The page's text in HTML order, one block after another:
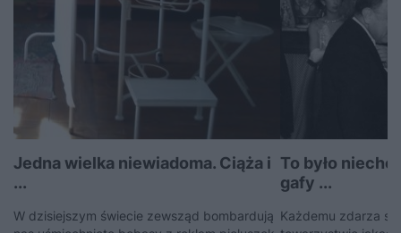
Jedna wielka niewiadoma. Ciąża i
...
W dzisiejszym świecie zewsząd bombardują
To było
gafy ...
Każdemu zdarza